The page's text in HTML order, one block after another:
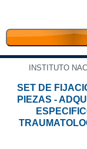
INSTITUTO
SET DE
PIEZAS -